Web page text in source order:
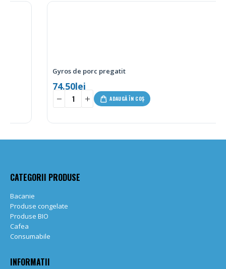
Gyros de porc pregatit
ADAUGĂ ÎN COȘ
CATEGORII PRODUSE
Bacanie
Produse congelate
Produse BIO
Cafea
Consumabile
INFORMATII